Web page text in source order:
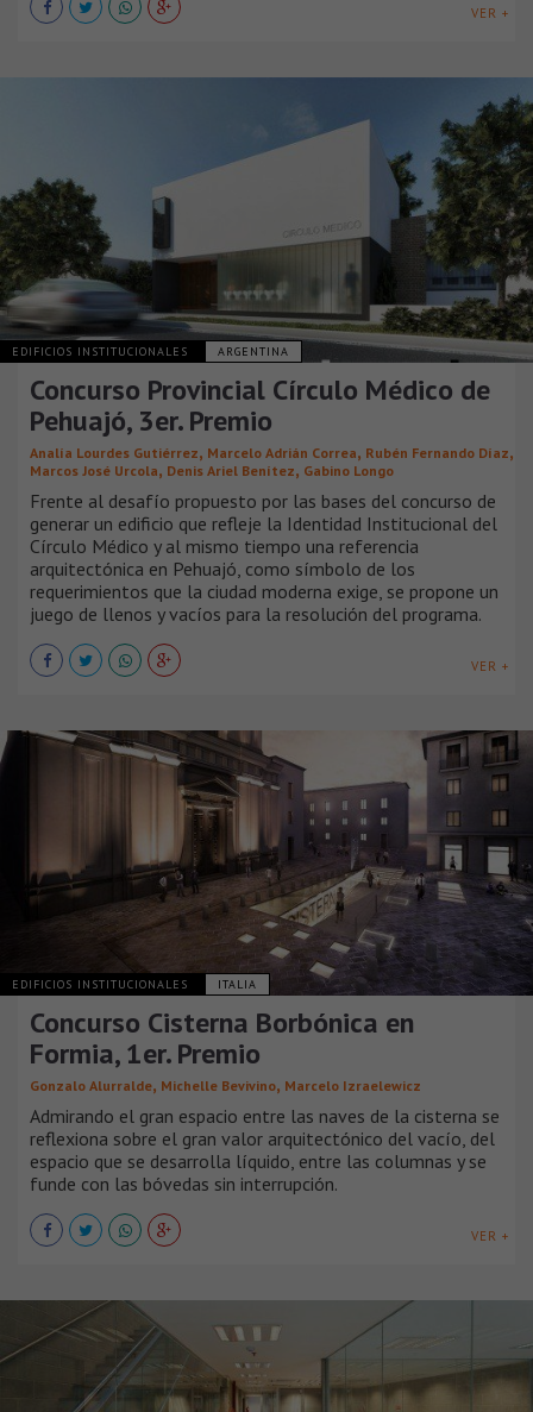
VER +
EDIFICIOS INSTITUCIONALES ARGENTINA
Concurso Provincial Círculo Médico de
Pehuajó, 3er. Premio
Analía Lourdes Gutiérrez, Marcelo Adrián Correa, Rubén Fernando Díaz,
Marcos José Urcola, Denis Ariel Benítez, Gabino Longo
Frente al desafío propuesto por las bases del concurso de
generar un edificio que refleje la Identidad Institucional del
Círculo Médico y al mismo tiempo una referencia
arquitectónica en Pehuajó, como símbolo de los
requerimientos que la ciudad moderna exige, se propone un
juego de llenos y vacíos para la resolución del programa.
VER +
EDIFICIOS INSTITUCIONALES ITALIA
Concurso Cisterna Borbónica en
Formia, 1er. Premio
Gonzalo Alurralde, Michelle Bevivino, Marcelo Izraelewicz
Admirando el gran espacio entre las naves de la cisterna se
reflexiona sobre el gran valor arquitectónico del vacío, del
espacio que se desarrolla líquido, entre las columnas y se
funde con las bóvedas sin interrupción.
VER +